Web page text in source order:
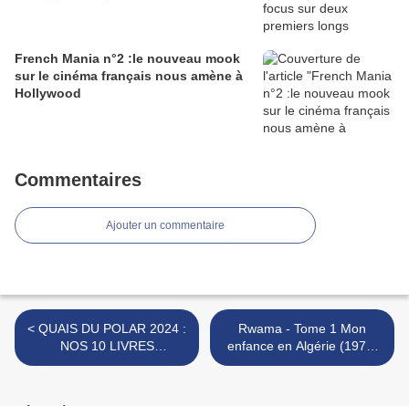
French Mania n°2 :le nouveau mook
sur le cinéma français nous amène à
Hollywood
Commentaires
Ajouter un commentaire
< QUAIS DU POLAR 2024 :
NOS 10 LIVRES
PRÉFÉRÉS !!
Rwama - Tome 1 Mon
enfance en Algérie (1975-
1992) >